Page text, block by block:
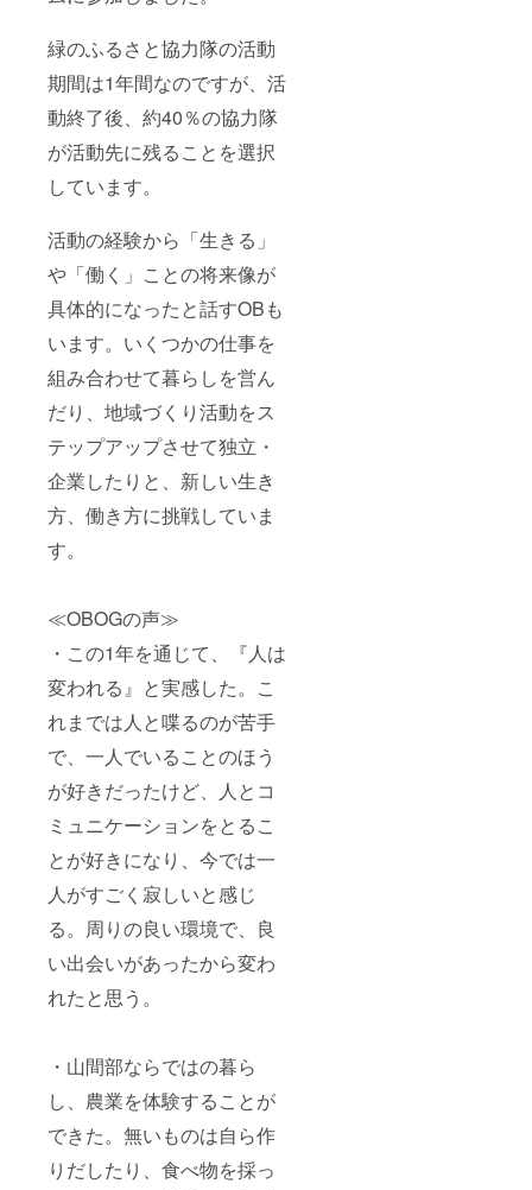
緑のふるさと協力隊の活動
期間は1年間なのですが、活
動終了後、約40％の協力隊
が活動先に残ることを選択
しています。
活動の経験から「生きる」
や「働く」ことの将来像が
具体的になったと話すOBも
います。いくつかの仕事を
組み合わせて暮らしを営ん
だり、地域づくり活動をス
テップアップさせて独立・
企業したりと、新しい生き
方、働き方に挑戦していま
す。
≪OBOGの声≫
・この1年を通じて、『人は
変われる』と実感した。こ
れまでは人と喋るのが苦手
で、一人でいることのほう
が好きだったけど、人とコ
ミュニケーションをとるこ
とが好きになり、今では一
人がすごく寂しいと感じ
る。周りの良い環境で、良
い出会いがあったから変わ
れたと思う。
・山間部ならではの暮ら
し、農業を体験することが
できた。無いものは自ら作
りだしたり、食べ物を採っ